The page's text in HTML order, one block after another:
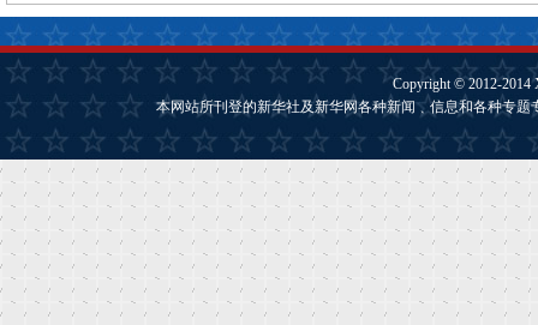
Copyright © 2012-2014
本网站所刊登的新华社及新华网各种新闻﹑信息和各种专